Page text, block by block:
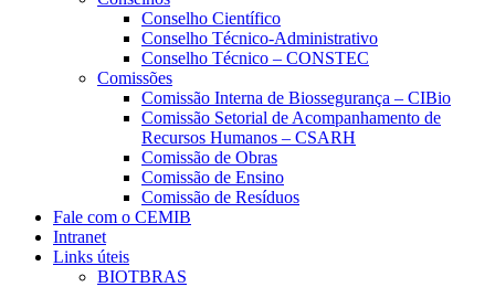
Conselho Científico
Conselho Técnico-Administrativo
Conselho Técnico – CONSTEC
Comissões
Comissão Interna de Biossegurança – CIBio
Comissão Setorial de Acompanhamento de
Recursos Humanos – CSARH
Comissão de Obras
Comissão de Ensino
Comissão de Resíduos
Fale com o CEMIB
Intranet
Links úteis
BIOTBRAS